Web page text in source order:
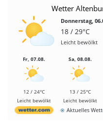
Wetter
Donnerstag,
18 / 29°C
Leicht bewölkt
Fr, 07.08.
12 / 24°C
Leicht bewölkt
Sa, 08.08.
13 / 25°C
Leicht bewölkt
Aktuelles